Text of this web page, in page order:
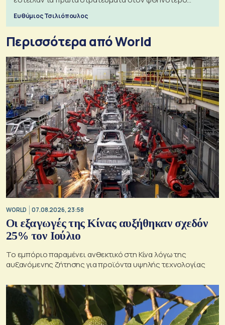
Ευθύμιος Τσιλιόπουλος
Περισσότερα από World
WORLD 07.08.2026, 23:58
Οι εξαγωγές της Κίνας αυξήθηκαν σχεδόν
25% τον Ιούλιο
Το εμπόριο παραμένει ανθεκτικό στη Κίνα λόγω της
αυξανόμενης ζήτησης για προϊόντα υψηλής τεχνολογίας